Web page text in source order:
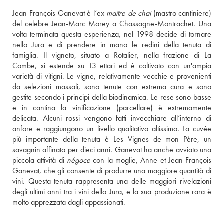
Jean-François Ganevat è l’ex maître de chai (mastro cantiniere)
del celebre Jean-Marc Morey a Chassagne-Montrachet. Una
volta terminata questa esperienza, nel 1998 decide di tornare
nello Jura e di prendere in mano le redini della tenuta di
famiglia. Il vigneto, situato a Rotalier, nella frazione di La
Combe, si estende su 13 ettari ed è coltivato con un'ampia
varietà di vitigni. Le vigne, relativamente vecchie e provenienti
da selezioni massali, sono tenute con estrema cura e sono
gestite secondo i principi della biodinamica. Le rese sono basse
e in cantina la vinificazione (parcellare) è estremamente
delicata. Alcuni rossi vengono fatti invecchiare all’interno di
anfore e raggiungono un livello qualitativo altissimo. La cuvée
più importante della tenuta è Les Vignes de mon Père, un
savagnin affinato per dieci anni. Ganevat ha anche avviato una
piccola attività di négoce con la moglie, Anne et Jean-François
Ganevat, che gli consente di produrre una maggiore quantità di
vini. Questa tenuta rappresenta una delle maggiori rivelazioni
degli ultimi anni tra i vini dello Jura, e la sua produzione rara è
molto apprezzata dagli appassionati.